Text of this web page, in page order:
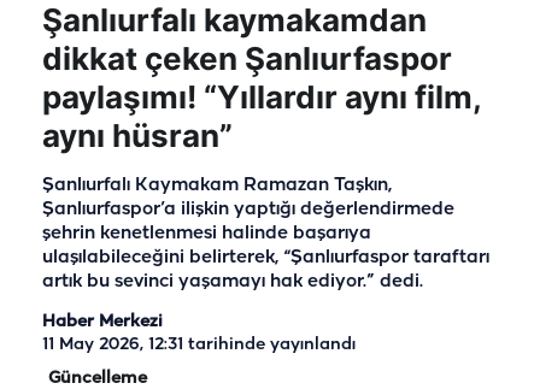
Şanlıurfalı kaymakamdan
dikkat çeken Şanlıurfaspor
paylaşımı! “Yıllardır aynı film,
aynı hüsran”
Şanlıurfalı Kaymakam Ramazan Taşkın,
Şanlıurfaspor’a ilişkin yaptığı değerlendirmede
şehrin kenetlenmesi halinde başarıya
ulaşılabileceğini belirterek, “Şanlıurfaspor taraftarı
artık bu sevinci yaşamayı hak ediyor.” dedi.
Haber Merkezi
11 May 2026, 12:31 tarihinde yayınlandı
Güncelleme